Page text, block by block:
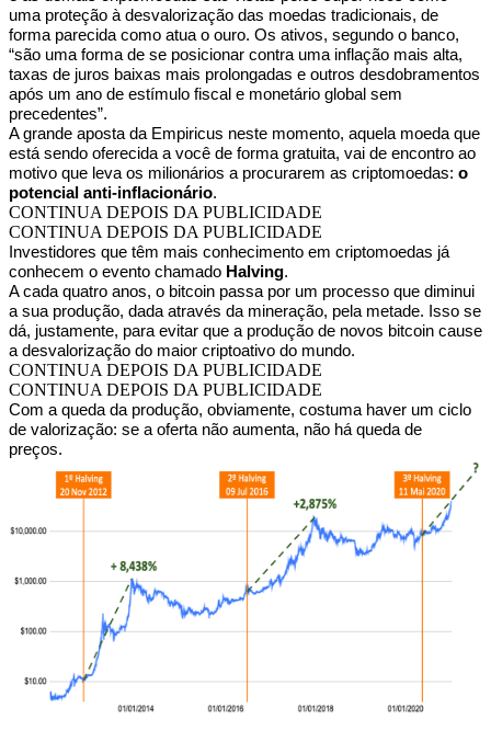
uma proteção à desvalorização das moedas tradicionais, de
forma parecida como atua o ouro. Os ativos, segundo o banco,
“são uma forma de se posicionar contra uma inflação mais alta,
taxas de juros baixas mais prolongadas e outros desdobramentos
após um ano de estímulo fiscal e monetário global sem
precedentes”.
A grande aposta da Empiricus neste momento, aquela moeda que
está sendo oferecida a você de forma gratuita, vai de encontro ao
motivo que leva os milionários a procurarem as criptomoedas: o
potencial anti-inflacionário.
CONTINUA DEPOIS DA PUBLICIDADE
CONTINUA DEPOIS DA PUBLICIDADE
Investidores que têm mais conhecimento em criptomoedas já
conhecem o evento chamado Halving.
A cada quatro anos, o bitcoin passa por um processo que diminui
a sua produção, dada através da mineração, pela metade. Isso se
dá, justamente, para evitar que a produção de novos bitcoin cause
a desvalorização do maior criptoativo do mundo.
CONTINUA DEPOIS DA PUBLICIDADE
CONTINUA DEPOIS DA PUBLICIDADE
Com a queda da produção, obviamente, costuma haver um ciclo
de valorização: se a oferta não aumenta, não há queda de
preços.